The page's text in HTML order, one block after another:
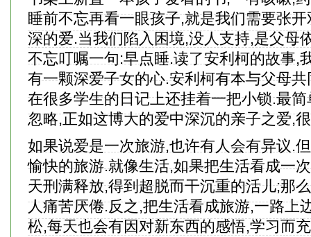
睡前不忘再看一眼孩子,就是我们需要张
深的爱.当我们陷入困境,没人支持,是父母
不忘叮嘱一句:早点睡.读了安利柯的故事,
有一颗深爱子女的心.安利柯有本与父母
在很多学生的日记上还挂着一把小锁.最
忽略,正如这博大的爱中深沉的亲子之爱,
如果说爱是一次旅游,也许有人会有异议.
愉快的旅游.就像生活,如果把生活看成一
天刑满释放,得到超脱而干沉重的活儿;那
人痛苦厌倦.反之,把生活看成旅游,一路上
松,每天也会有因对新东西的感悟,学习而